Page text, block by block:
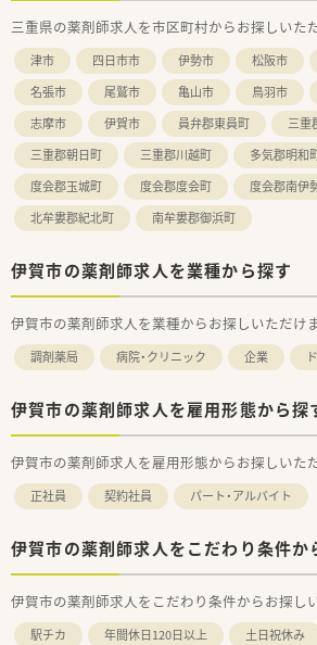
三重県の薬剤師求人を市区町村からお探しいた
津市 四日市市 伊勢市 松阪市
名張市
尾鷲市 亀山市 鳥羽市
志摩市
伊賀市 員弁郡東員町
三重
三重郡朝日町
三重郡川越町 多気郡明和
度会郡玉城町
度会郡度会町
度会郡南伊
北牟婁郡紀北町
南牟婁郡御浜町
伊賀市の薬剤師求人を業種から探す
伊賀市の薬剤師求人を業種からお探しいただけ
調剤薬局 病院・クリニック 企業
伊賀市の薬剤師求人を雇用形態から探
伊賀市の薬剤師求人を雇用形態からお探しいた
正社員 契約社員 パート・アルバイト
伊賀市の薬剤師求人をこだわり条件か
伊賀市の薬剤師求人をこだわり条件からお探し
駅チカ 年間休日120日以上
土日祝休み